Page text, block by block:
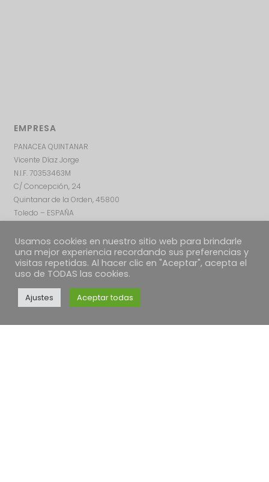
EMPRESA
PANACEA QUINTANAR
Vicente Díaz Jorge
N.I.F. 70353463M
C/ Concepción, 24
Quintanar de la Orden, 45800
Toledo – ESPAÑA
Usamos cookies en nuestro sitio web para brindarle
una mejor experiencia recordando sus preferencias y
visitas repetidas. Al hacer clic en "Aceptar", acepta el
uso de TODAS las cookies.
Ajustes Aceptar todas